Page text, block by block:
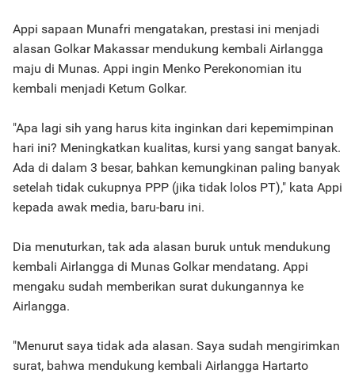
Appi sapaan Munafri mengatakan, prestasi ini menjadi
alasan Golkar Makassar mendukung kembali Airlangga
maju di Munas. Appi ingin Menko Perekonomian itu
kembali menjadi Ketum Golkar.
"Apa lagi sih yang harus kita inginkan dari kepemimpinan
hari ini? Meningkatkan kualitas, kursi yang sangat banyak.
Ada di dalam 3 besar, bahkan kemungkinan paling banyak
setelah tidak cukupnya PPP (jika tidak lolos PT)," kata Appi
kepada awak media, baru-baru ini.
Dia menuturkan, tak ada alasan buruk untuk mendukung
kembali Airlangga di Munas Golkar mendatang. Appi
mengaku sudah memberikan surat dukungannya ke
Airlangga.
"Menurut saya tidak ada alasan. Saya sudah mengirimkan
surat, bahwa mendukung kembali Airlangga Hartarto